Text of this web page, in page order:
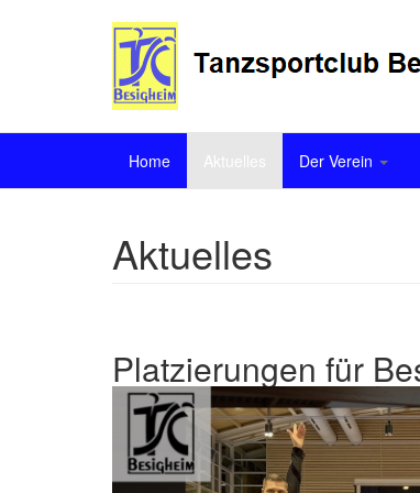
Home Aktuelles Der Verein
Aktuelles
Platzierungen für